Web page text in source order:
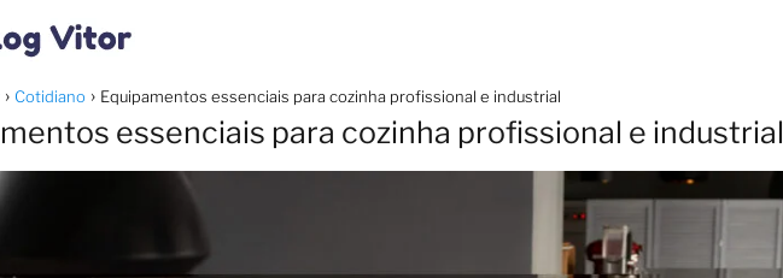
Cotidiano Equipamentos essenciais para cozinha profissional e industrial
essenciais para cozinha profissional e industrial